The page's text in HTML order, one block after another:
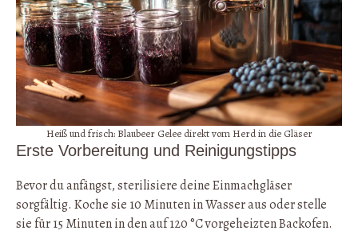
Heiß und frisch: Blaubeer Gelee direkt vom Herd in die Gläser
Erste Vorbereitung und Reinigungstipps
Bevor du anfängst, sterilisiere deine Einmachgläser
sorgfältig. Koche sie 10 Minuten in Wasser aus oder stelle
sie für 15 Minuten in den auf 120 °C vorgeheizten Backofen.